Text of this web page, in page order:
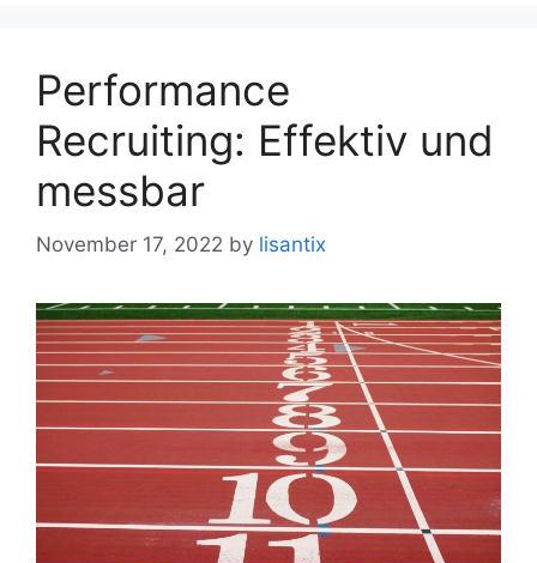
Performance
Recruiting: Effektiv und
messbar
November 17, 2022 by lisantix